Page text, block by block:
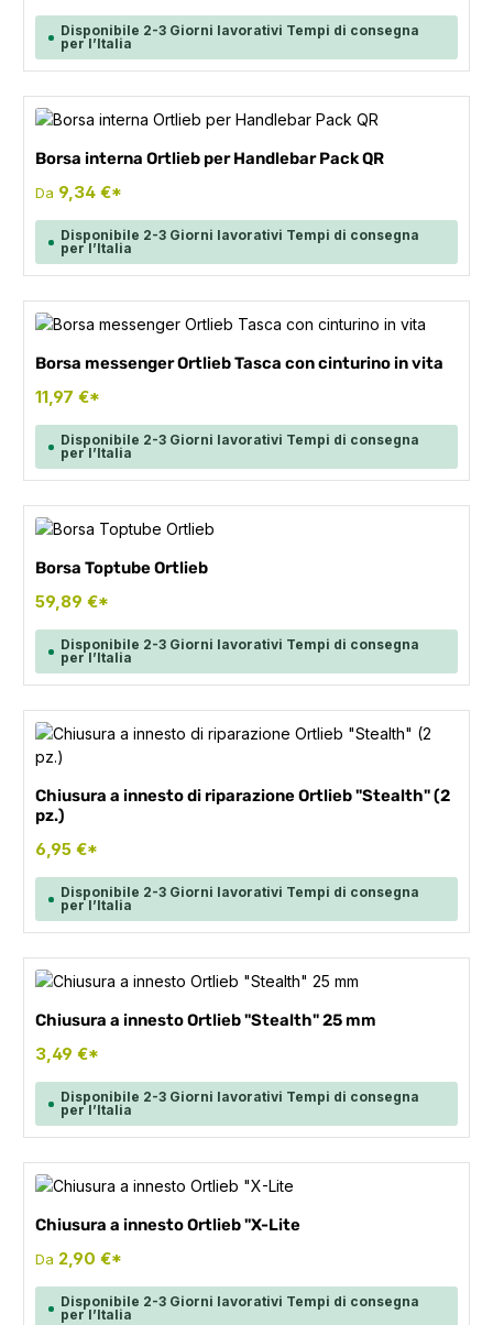
Disponibile 2-3 Giorni lavorativi Tempi di consegna
per l’Italia
Borsa interna Ortlieb per Handlebar Pack QR
Da 9,34 €*
Disponibile 2-3 Giorni lavorativi Tempi di consegna
per l’Italia
Borsa messenger Ortlieb Tasca con cinturino in vita
11,97 €*
Disponibile 2-3 Giorni lavorativi Tempi di consegna
per l’Italia
Borsa Toptube Ortlieb
59,89 €*
Disponibile 2-3 Giorni lavorativi Tempi di consegna
per l’Italia
Chiusura a innesto di riparazione Ortlieb "Stealth" (2
pz.)
6,95 €*
Disponibile 2-3 Giorni lavorativi Tempi di consegna
per l’Italia
Chiusura a innesto Ortlieb "Stealth" 25 mm
3,49 €*
Disponibile 2-3 Giorni lavorativi Tempi di consegna
per l’Italia
Chiusura a innesto Ortlieb "X-Lite
Da 2,90 €*
Disponibile 2-3 Giorni lavorativi Tempi di consegna
per l’Italia